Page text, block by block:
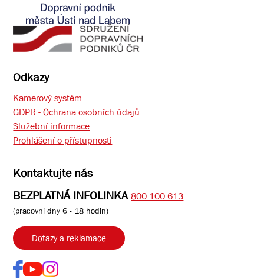
Odkazy
Kamerový systém
GDPR - Ochrana osobních údajů
Služební informace
Prohlášení o přístupnosti
Kontaktujte nás
BEZPLATNÁ INFOLINKA 800 100 613
(pracovní dny 6 - 18 hodin)
Dotazy a reklamace